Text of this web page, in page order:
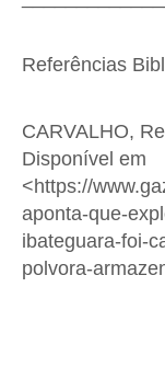
Referências
CARVALHO,
Disponível em
<https://
aponta-que-
ibateguara-foi-
polvora-